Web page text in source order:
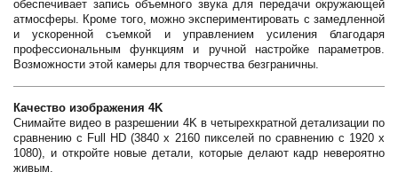
обеспечивает запись объемного звука для передачи окружающей
атмосферы. Кроме того, можно экспериментировать с замедленной
и ускоренной съемкой и управлением усиления благодаря
профессиональным функциям и ручной настройке параметров.
Возможности этой камеры для творчества безграничны.
Качество изображения 4K
Снимайте видео в разрешении 4K в четырехкратной детализации по
сравнению с Full HD (3840 x 2160 пикселей по сравнению с 1920 x
1080), и откройте новые детали, которые делают кадр невероятно
живым.